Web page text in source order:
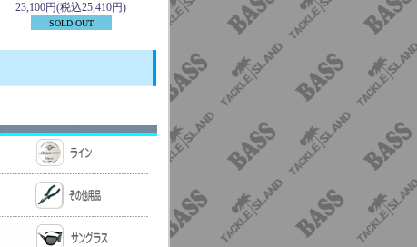
23,100円(税込25,410円)
SOLD OUT